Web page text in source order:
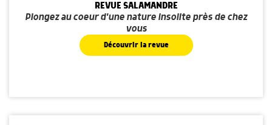
REVUE SALAMANDRE
Plongez au coeur d'une nature insolite près de chez
vous
Découvrir la revue